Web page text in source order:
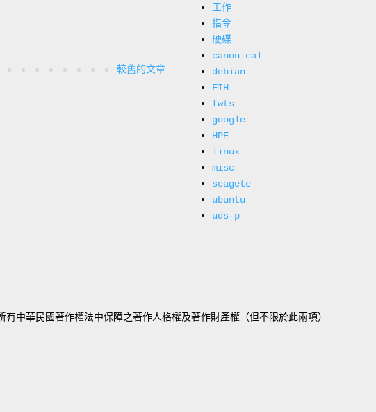
較舊的文章
工作
指令
硬碟
canonical
debian
FIH
fwts
google
HPE
linux
misc
seagete
ubuntu
uds-p
中華民國著作權法中保障之著作人格權及著作財產權（但不限於此兩項）